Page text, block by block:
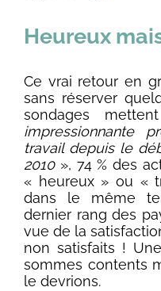
Heureux
Ce vrai retour en
sans réserver
sondages
impressionnante
travail depuis le
2010», 74 % des
« heureux » ou «
dans le même
dernier rang des
vue de la
non satisfaits !
sommes contents
le devrions.